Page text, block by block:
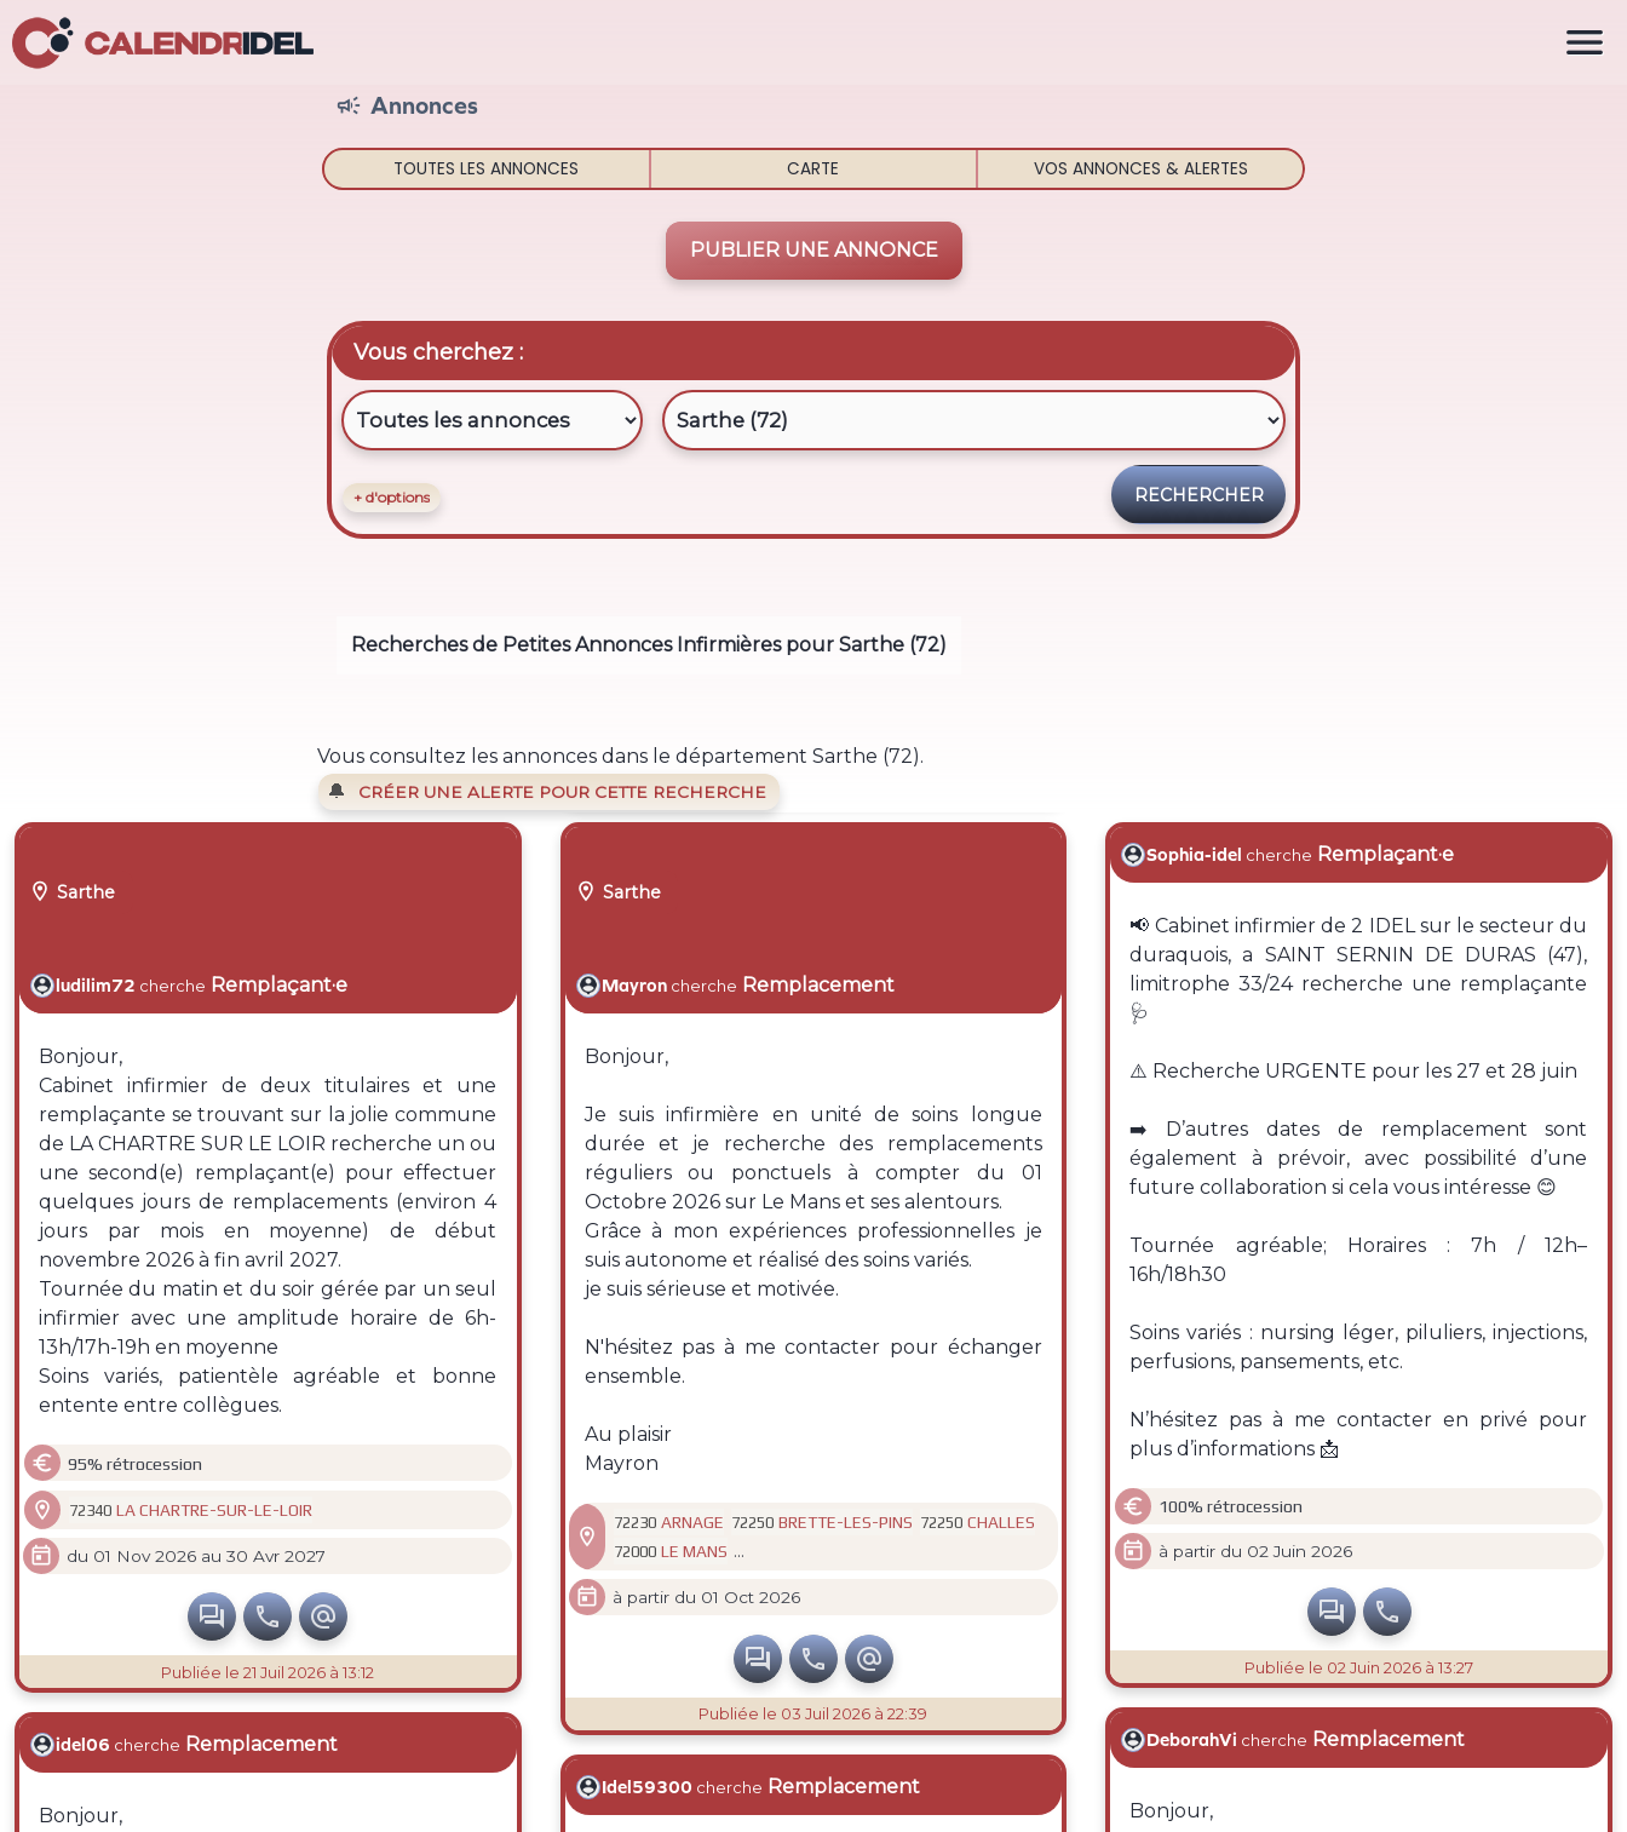
 Annonces
TOUTES LES ANNONCES CARTE VOS ANNONCES & ALERTES
PUBLIER UNE ANNONCE
Vous cherchez :
+ d'options
Recherches de Petites Annonces Infirmières pour Sarthe (72)
Vous consultez les annonces dans le département Sarthe (72).
🔔 CRÉER UNE ALERTE POUR CETTE RECHERCHE
 Sarthe
ludilim72 cherche Remplaçant·e
Bonjour,
Cabinet infirmier de deux titulaires et une
remplaçante se trouvant sur la jolie commune
de LA CHARTRE SUR LE LOIR recherche un ou
une second(e) remplaçant(e) pour effectuer
quelques jours de remplacements (environ 4
jours par mois en moyenne) de début
novembre 2026 à fin avril 2027.
Tournée du matin et du soir gérée par un seul
infirmier avec une amplitude horaire de 6h-
13h/17h-19h en moyenne
Soins variés, patientèle agréable et bonne
entente entre collègues.
 95% rétrocession
 72340 LA CHARTRE-SUR-LE-LOIR
 du 01 Nov 2026 au 30 Avr 2027
  
Publiée le 21 Juil 2026 à 13:12
idel06 cherche Remplacement
Bonjour,
 Sarthe
Mayron cherche Remplacement
Bonjour,
Je suis infirmière en unité de soins longue
durée et je recherche des remplacements
réguliers ou ponctuels à compter du 01
Octobre 2026 sur Le Mans et ses alentours.
Grâce à mon expériences professionnelles je
suis autonome et réalisé des soins variés.
je suis sérieuse et motivée.
N'hésitez pas à me contacter pour échanger
ensemble.
Au plaisir
Mayron

72230 ARNAGE 72250 BRETTE-LES-PINS 72250 CHALLES
72000 LE MANS ...
 à partir du 01 Oct 2026
  
Publiée le 03 Juil 2026 à 22:39
Idel59300 cherche Remplacement
Sophia-idel cherche Remplaçant·e
📢 Cabinet infirmier de 2 IDEL sur le secteur du
duraquois, a SAINT SERNIN DE DURAS (47),
limitrophe 33/24 recherche une remplaçante
🩺
⚠️ Recherche URGENTE pour les 27 et 28 juin
➡️ D’autres dates de remplacement sont
également à prévoir, avec possibilité d’une
future collaboration si cela vous intéresse 😊
Tournée agréable; Horaires : 7h / 12h–
16h/18h30
Soins variés : nursing léger, piluliers, injections,
perfusions, pansements, etc.
N’hésitez pas à me contacter en privé pour
plus d’informations 📩
 100% rétrocession
 à partir du 02 Juin 2026
 
Publiée le 02 Juin 2026 à 13:27
DeborahVi cherche Remplacement
Bonjour,
